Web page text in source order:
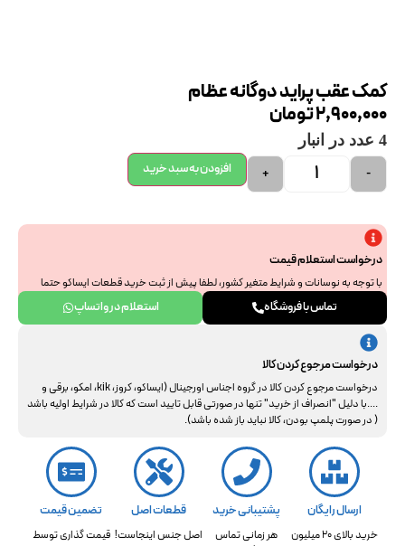
کمک عقب پراید دوگانه عظام
2,900,000تومان
4 عدد در انبار
-
+ افزودن به سبد خرید
درخواست استعلام قیمت
با توجه به نوسانات و شرایط متغیر کشور، لطفا پیش از ثبت خرید قطعات ایساکو حتما
جهت استعلام نهایی با ما هماهنگ فرمایید. از همراهی و درک شما سپاسگزاریم.
تماس با فروشگاه استعلام در واتساپ
درخواست مرجوع کردن کالا
درخواست مرجوع کردن کالا در گروه اجناس اورجینال (ایساکو، کروز، kik، امکو، برقی و
....با دلیل "انصراف از خرید" تنها در صورتی قابل تایید است که کالا در شرایط اولیه باشد
( در صورت پلمپ بودن، کالا نباید باز شده باشد).
ارسال رایگان
خرید بالای 20 میلیون
پشتیبانی خرید
هر زمانی تماس
قطعات اصل
اصل جنس اینجاست!
تضمین قیمت
قیمت گذاری توسط